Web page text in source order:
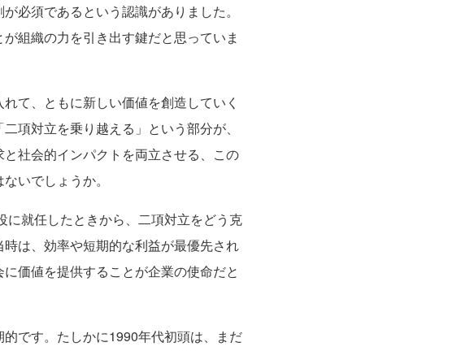
必須であるという認識がありました。
組織の力を引き出す鍵だと思っていま
て、ともに新しい価値を創造していく
項対立を乗り越える」という部分が、
社会的インパクトを両立させる、この
いでしょうか。
に就任したときから、二項対立をどう克
は、効率や短期的な利益が最優先され
価値を提供することが企業の使命だと
です。たしかに1990年代初頭は、まだ